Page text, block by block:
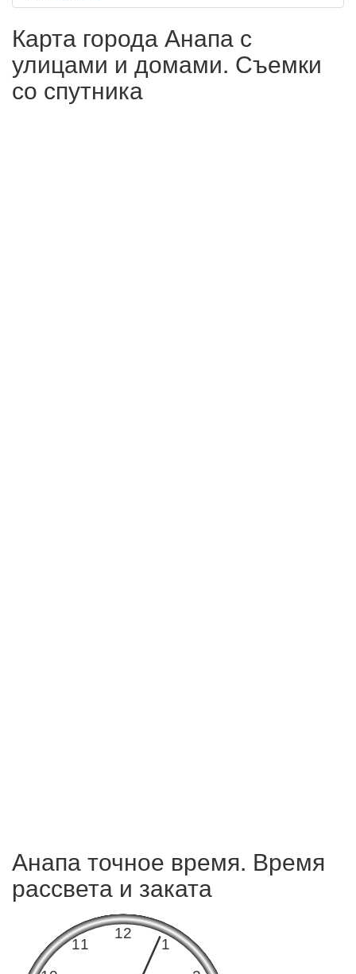
Карта города Анапа с
улицами и домами. Съемки
со спутника
Анапа точное время. Время
рассвета и заката